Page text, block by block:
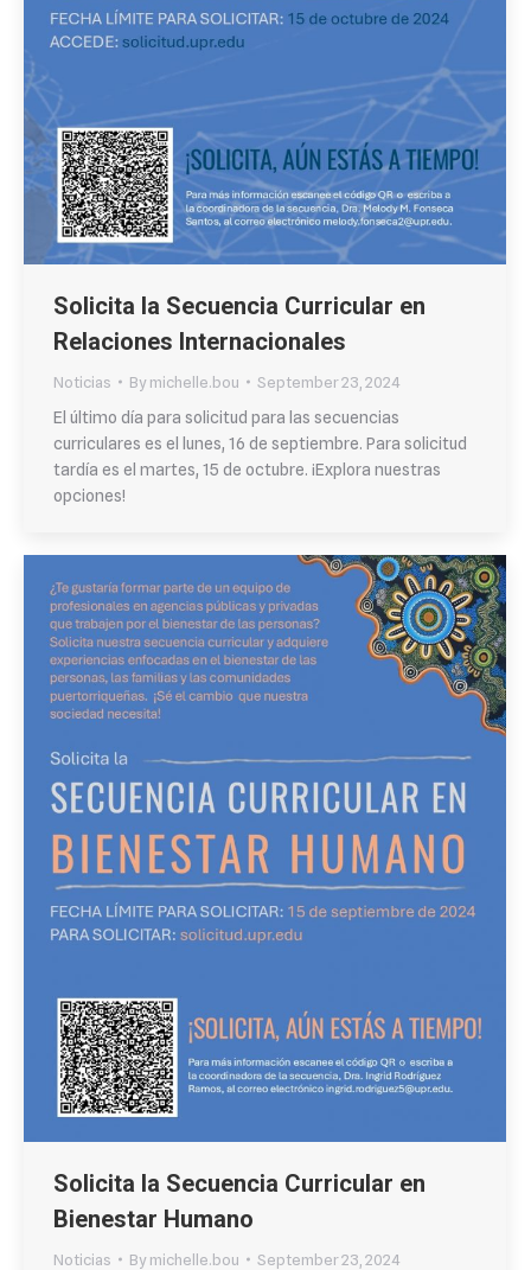
Solicita la Secuencia Curricular en
Relaciones Internacionales
Noticias Bymichelle.bou
September 23, 2024
El último día para solicitud para las secuencias
curriculares es el lunes, 16 de septiembre. Para solicitud
tardía es el martes, 15 de octubre. ¡Explora nuestras
opciones!
Solicita la Secuencia Curricular en
Bienestar Humano
Noticias Bymichelle.bou
September 23, 2024